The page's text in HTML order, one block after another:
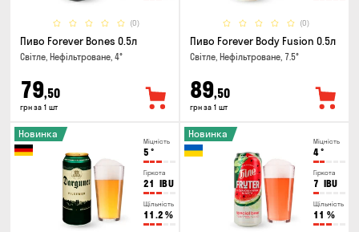
(0)
Пиво Forever Bones 0.5л
Світле, Нефільтроване, 4°
79,50
грн за 1 шт
(0)
Пиво Forever Body Fusion 0.5л
Світле, Нефільтроване, 7.5°
89,50
грн за 1 шт
Міцність
5 °
Гіркота
21 IBU
Щільність
11.2 %
Новинка
Міцність
4°
Гіркота
7 IBU
Щільність
11 %
Новинка